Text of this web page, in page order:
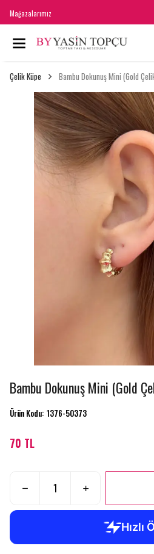
Mağazalarımız
Çelik Küpe Bambu Dokunuş Mini (Gold
Bambu Dokunuş Mini (Gold
Ürün Kodu: 1376-50373
70 TL